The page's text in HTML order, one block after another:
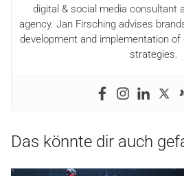
digital & social media consultant
agency. Jan Firsching advises
development and implementation of
strategies.
Das könnte dir auch